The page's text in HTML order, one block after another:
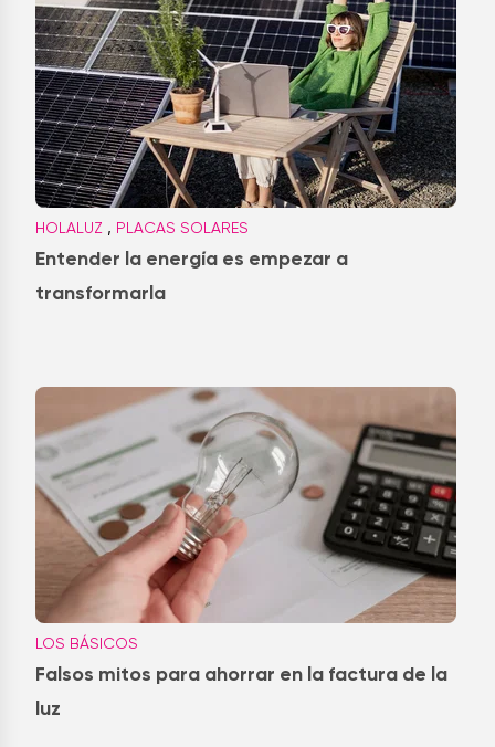
HOLALUZ , PLACAS SOLARES
Entender la energía es empezar a
transformarla
LOS BÁSICOS
Falsos mitos para ahorrar en la factura de la
luz